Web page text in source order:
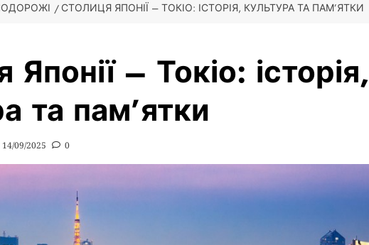
СТОЛИЦЯ ЯПОНІЇ – ТОКІО: ІСТОРІЯ, КУЛЬТУРА ТА ПАМ’ЯТКИ
– Токіо: історія,
та пам’ятки
14/09/2025 0